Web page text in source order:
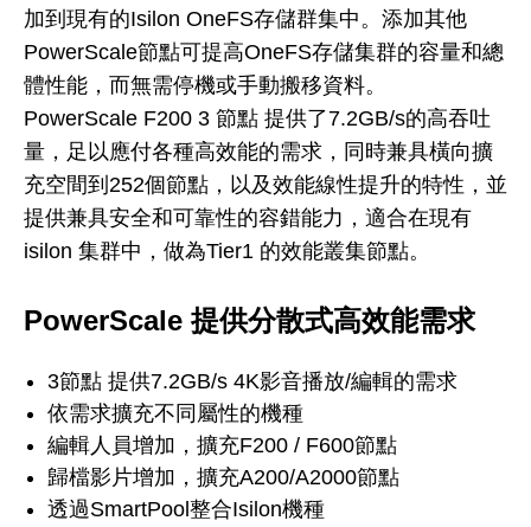
加到現有的Isilon OneFS存儲群集中。添加其他
PowerScale節點可提高OneFS存儲集群的容量和總
體性能，而無需停機或手動搬移資料。
PowerScale F200 3 節點 提供了7.2GB/s的高吞吐
量，足以應付各種高效能的需求，同時兼具橫向擴
充空間到252個節點，以及效能線性提升的特性，並
提供兼具安全和可靠性的容錯能力，適合在現有
isilon 集群中，做為Tier1 的效能叢集節點。
PowerScale 提供分散式高效能需求
3節點 提供7.2GB/s 4K影音播放/編輯的需求
依需求擴充不同屬性的機種
編輯人員增加，擴充F200 / F600節點
歸檔影片增加，擴充A200/A2000節點
透過SmartPool整合Isilon機種